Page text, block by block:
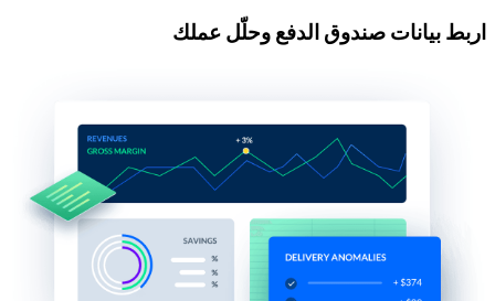
اربط بيانات صندوق الدفع وحلّل عملك